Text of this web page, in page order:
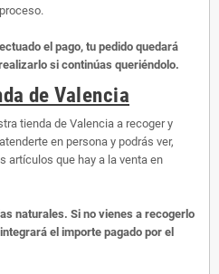
el pago, tu pedido quedará
si continúas queriéndolo.
de Valencia
tienda de Valencia a recoger y
en persona y podrás ver,
artículos que hay a la venta en
naturales. Si no vienes a recogerlo
el importe pagado por el